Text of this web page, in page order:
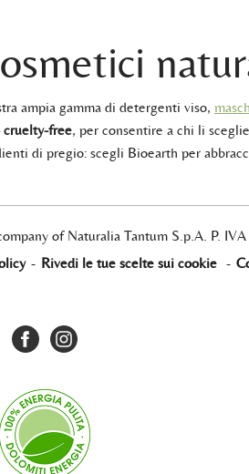
ampia gamma di detergenti viso,
cruelty-free, per consentire a chi li
di pregio: scegli Bioearth per
of Naturalia Tantum S.p.A. P.
- Rivedi le tue scelte sui cookie -